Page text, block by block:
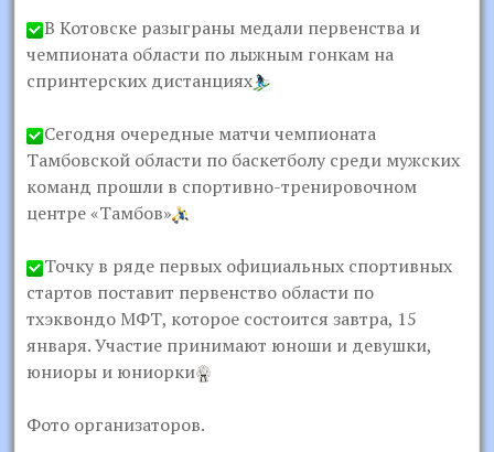
В Котовске разыграны медали первенства и
чемпионата области по лыжным гонкам на
спринтерских дистанциях
Сегодня очередные матчи чемпионата
Тамбовской области по баскетболу среди мужских
команд прошли в спортивно-тренировочном
центре «Тамбов»
Точку в ряде первых официальных спортивных
стартов поставит первенство области по
тхэквондо МФТ, которое состоится завтра, 15
января. Участие принимают юноши и девушки,
юниоры и юниорки
Фото организаторов.